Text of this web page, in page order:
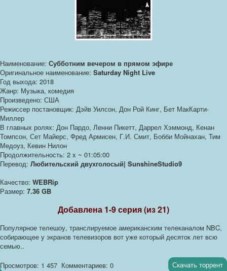
Наименование: Субботним вечером в прямом эфире
Оригинальное наименование: Saturday Night Live
Год выхода: 2018
Жанр: Музыка, комедия
Произведено: США
Режиссер постановщик: Дэйв Уилсон, Дон Рой Кинг, Бет МакКарти-
Миллер
В главных ролях: Дон Пардо, Ленни Пикетт, Даррел Хэммонд, Кенан
Томпсон, Сет Майерс, Фред Армисен, Г.И. Смит, Бобби Мойнахан, Тим
Медоуз, Кевин Нилон
Продолжительность: 2 x ~ 01:05:00
Перевод: Любительский двухголосый| SunshineStudio9
Качество: WEBRip
Размер: 7.36 GB
Добавлена 1-9 серия (из 21)
Популярное телешоу, транслируемое американским телеканалом NBC,
собирающее у экранов телевизоров вот уже который десяток лет всю
семью..
Просмотров: 1 457 Комментариев: 0 Скачать торрент